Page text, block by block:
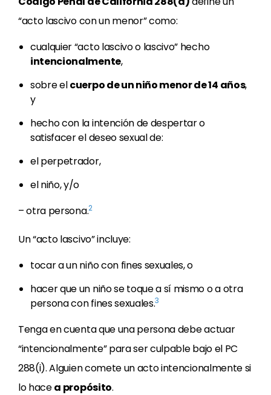
“acto lascivo con un menor” como:
cualquier “acto lascivo o lascivo” hecho
intencionalmente,
sobre elcuerpo de un niño menor de 14 años,
y
hecho con la intención de despertar o
satisfacer el deseo sexual de:
el perpetrador,
el niño, y/o
– otra persona.2
Un “acto lascivo” incluye:
tocar a un niño con fines sexuales, o
hacer que un niño se toque a sí mismo o a otra
persona con fines sexuales.3
Tenga en cuenta que una persona debe actuar
“intencionalmente” para ser culpable bajo el PC
288(i). Alguien comete un acto intencionalmente si
lo hacea propósito.